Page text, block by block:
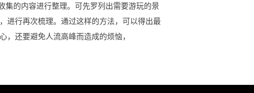
集的内容进行整理。可先罗列出需要游玩的景
进行再次梳理。通过这样的方法，可以得出最
还要避免人流高峰而造成的烦恼，